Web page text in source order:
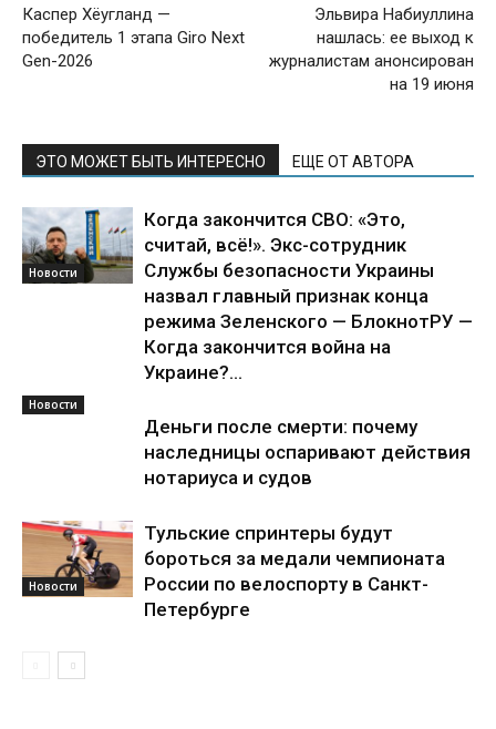
Каспер Хёугланд —
победитель 1 этапа Giro Next
Gen-2026
Эльвира Набиуллина
нашлась: ее выход к
журналистам анонсирован
на 19 июня
ЭТО МОЖЕТ БЫТЬ ИНТЕРЕСНО ЕЩЕ ОТ АВТОРА
Новости
Когда закончится СВО: «Это,
считай, всё!». Экс-сотрудник
Службы безопасности Украины
назвал главный признак конца
режима Зеленского — БлокнотРУ —
Когда закончится война на
Украине?...
Новости
Деньги после смерти: почему
наследницы оспаривают действия
нотариуса и судов
Новости
Тульские спринтеры будут
бороться за медали чемпионата
России по велоспорту в Санкт-
Петербурге